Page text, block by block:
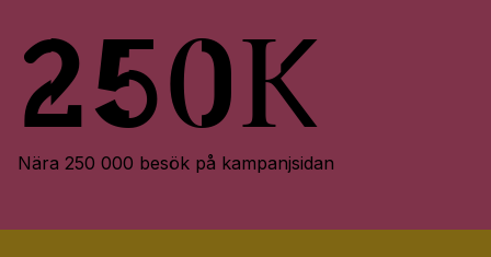
250k
Nära 250 000 besök på kampanjsidan